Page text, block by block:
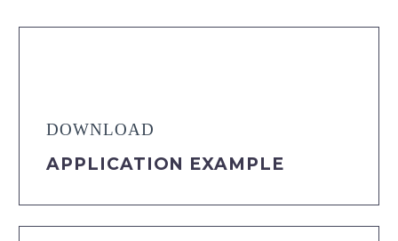
DOWNLOAD
APPLICATION EXAMPLE